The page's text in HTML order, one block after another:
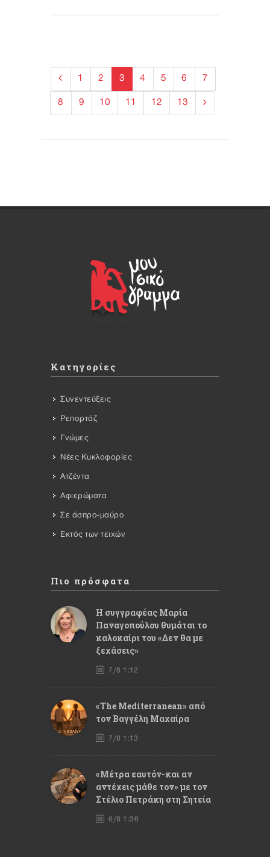
1 2 3 4 5 6 7
8 9 10 11 12 13
Κατηγορίες
Συνεντεύξεις
Ρεπορτάζ
Γνώμες
Νέες Κυκλοφορίες
Ατζέντα
Αφιερώματα
Σε άσπρο-μαύρο
Εκτός των τειχών
Πιο πρόσφατα
Η συγγραφέας Μαρία
Παναγοπούλου θυμάται το
καλοκαίρι του «Δεν θα με
ξεχάσεις»
7/8 1:12
«The Mediterranean» από
τον Βαγγέλη Μαχαίρα
7/8 1:13
«Μέτρα εαυτόν-και αν
αντέχεις μάθε τον» με τον
Στέλιο Πετράκη στη Σητεία
6/8 1:36